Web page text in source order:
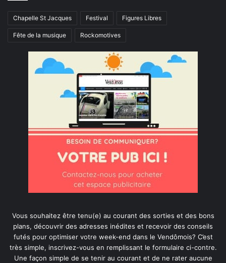
Chapelle St Jacques Festival Figures Libres
Fête de la musique Rockomotives
Vous souhaitez être tenu(e) au courant des sorties et des bons
plans, découvrir des adresses inédites et recevoir des conseils
futés pour optimiser votre week-end dans le Vendômois? C’est
très simple, inscrivez-vous en remplissant le formulaire ci-contre.
Une façon simple de se tenir au courant et de ne rater aucune